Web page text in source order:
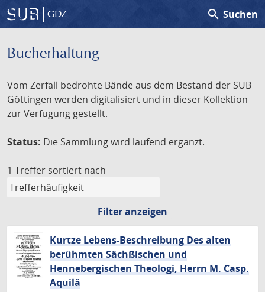
GDZ search Suchen
Bucherhaltung
Vom Zerfall bedrohte Bände aus dem Bestand der SUB
Göttingen werden digitalisiert und in dieser Kollektion
zur Verfügung gestellt.
Status: Die Sammlung wird laufend ergänzt.
1 Treffer sortiert nach
Filter anzeigen
Kurtze Lebens-Beschreibung Des alten
berühmten Sächßischen und
Hennebergischen Theologi, Herrn M. Casp.
Aquilä